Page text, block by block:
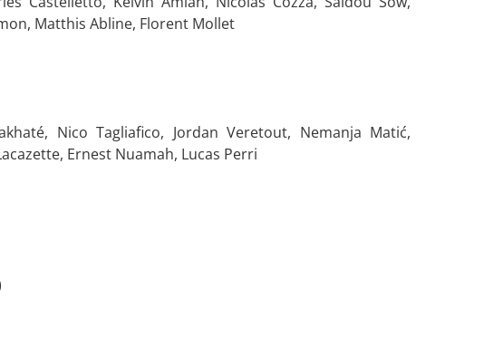
Matthis Abline, Florent Mollet
Nico Tagliafico, Jordan Veretout, Nemanja Matić,
Ernest Nuamah, Lucas Perri